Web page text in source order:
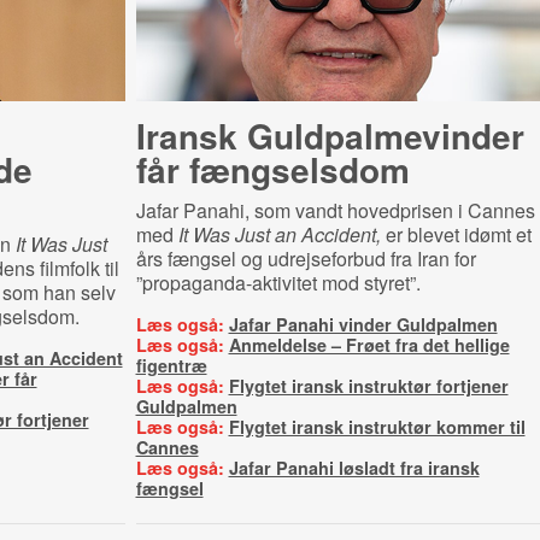
It Was Just
filmfolk til
han selv
an Accident
får
fortjener
Iransk Guld­pal­me­vin­der
får fængselsdom
Jafar Panahi, som vandt hovedprisen i Cannes
med It Was Just an Accident, er blevet idømt et
års fængsel og udrejseforbud fra Iran for
”propaganda-aktivitet mod styret”.
Læs også: Jafar Panahi vinder Guldpalmen
Læs også: Anmeldelse – Frøet fra det hellige
figentræ
Læs også: Flygtet iransk instruktør fortjener
Guldpalmen
Læs også: Flygtet iransk instruktør kommer til
Cannes
Læs også: Jafar Panahi løsladt fra iransk
fængsel